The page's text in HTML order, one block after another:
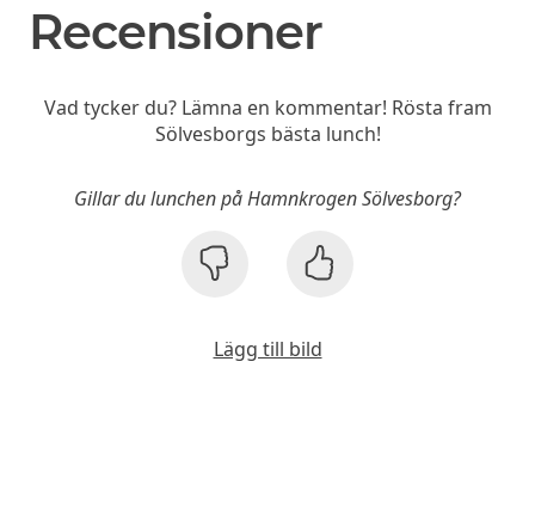
Recensioner
Vad tycker du? Lämna en kommentar! Rösta fram
Sölvesborgs bästa lunch!
Gillar du lunchen på Hamnkrogen Sölvesborg?
Lägg till bild